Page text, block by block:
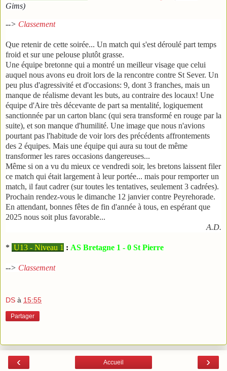
Gims)
--> Classement
Que retenir de cette soirée... Un match qui s'est déroulé part temps
froid et sur une pelouse plutôt grasse.
Une équipe bretonne qui a montré un meilleur visage que celui
auquel nous avons eu droit lors de la rencontre contre St Sever. Un
peu plus d'agressivité et d'occasions: 9, dont 3 franches, mais un
manque de réalisme devant les buts, au contraire des locaux! Une
équipe d'Aire très décevante de part sa mentalité, logiquement
sanctionnée par un carton blanc (qui sera transformé en rouge par la
suite), et son manque d'humilité. Une image que nous n'avions
pourtant pas l'habitude de voir lors des précédents affrontements
des 2 équipes. Mais une équipe qui aura su tout de même
transformer les rares occasions dangereuses...
Même si on a vu du mieux ce vendredi soir, les bretons laissent filer
ce match qui était largement à leur portée... mais pour remporter un
match, il faut cadrer (sur toutes les tentatives, seulement 3 cadrées).
Prochain rendez-vous le dimanche 12 janvier contre Peyrehorade.
En attendant, bonnes fêtes de fin d'année à tous, en espérant que
2025 nous soit plus favorable...
A.D.
* U13 - Niveau 1 : AS Bretagne 1 - 0 St Pierre
--> Classement
DS à 15:55
Partager
‹ ›
Accueil